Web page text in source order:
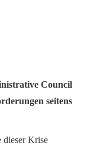
Council
seitens
dieser Krise